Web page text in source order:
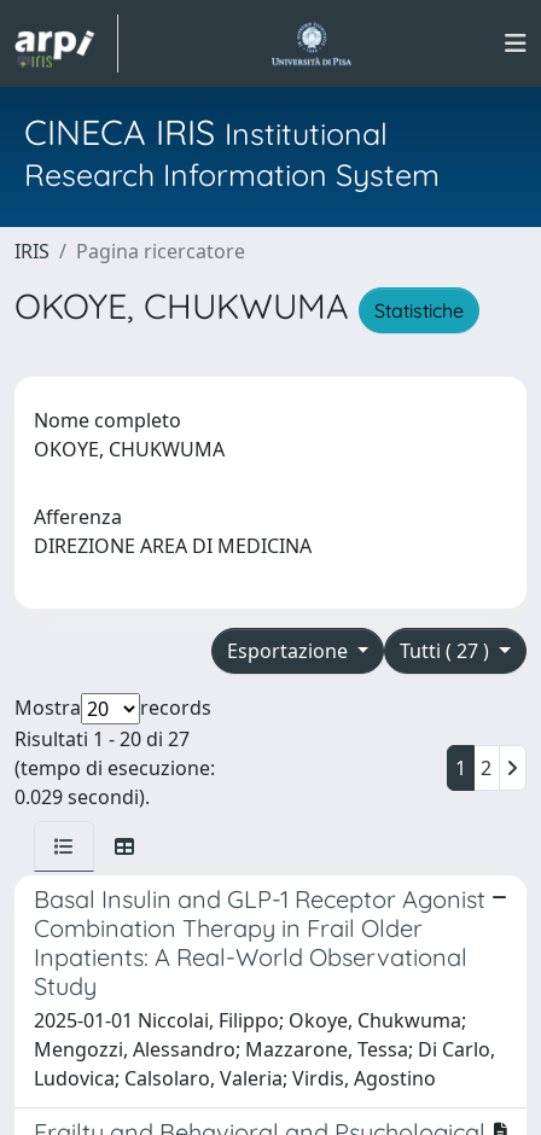
CINECA IRIS Institutional
Research Information System
IRIS Pagina ricercatore
OKOYE, CHUKWUMA Statistiche
Nome completo
OKOYE, CHUKWUMA
Afferenza
DIREZIONE AREA DI MEDICINA
Tutti ( 27 )
Esportazione
Mostra
records
Risultati 1 - 20 di 27
(tempo di esecuzione:
0.029 secondi).
1 2
Basal Insulin and GLP-1 Receptor Agonist
Combination Therapy in Frail Older
Inpatients: A Real-World Observational
Study
2025-01-01 Niccolai, Filippo; Okoye, Chukwuma;
Mengozzi, Alessandro; Mazzarone, Tessa; Di Carlo,
Ludovica; Calsolaro, Valeria; Virdis, Agostino